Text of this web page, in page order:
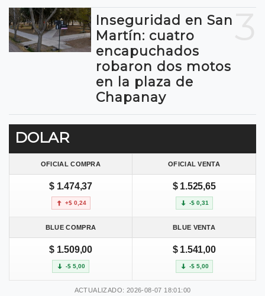
Inseguridad en San
Martín: cuatro
encapuchados
robaron dos motos
en la plaza de
Chapanay
DOLAR
OFICIAL COMPRA OFICIAL VENTA
$ 1.474,37
+$ 0,24
$ 1.525,65
-$ 0,31
BLUE COMPRA BLUE VENTA
$ 1.509,00
-$ 5,00
$ 1.541,00
-$ 5,00
ACTUALIZADO: 2026-08-07 18:01:00